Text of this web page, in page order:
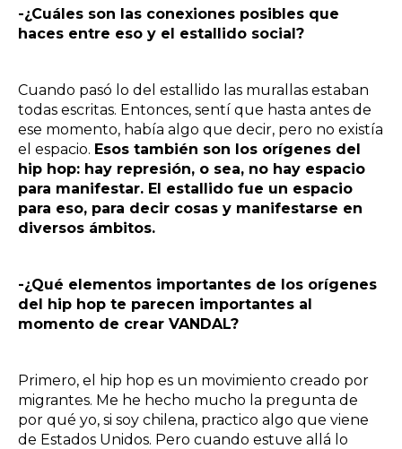
-¿Cuáles son las conexiones posibles que
haces entre eso y el estallido social?
Cuando pasó lo del estallido las murallas estaban
todas escritas. Entonces, sentí que hasta antes de
ese momento, había algo que decir, pero no existía
el espacio. Esos también son los orígenes del
hip hop: hay represión, o sea, no hay espacio
para manifestar. El estallido fue un espacio
para eso, para decir cosas y manifestarse en
diversos ámbitos.
-¿Qué elementos importantes de los orígenes
del hip hop te parecen importantes al
momento de crear VANDAL?
Primero, el hip hop es un movimiento creado por
migrantes. Me he hecho mucho la pregunta de
por qué yo, si soy chilena, practico algo que viene
de Estados Unidos. Pero cuando estuve allá lo